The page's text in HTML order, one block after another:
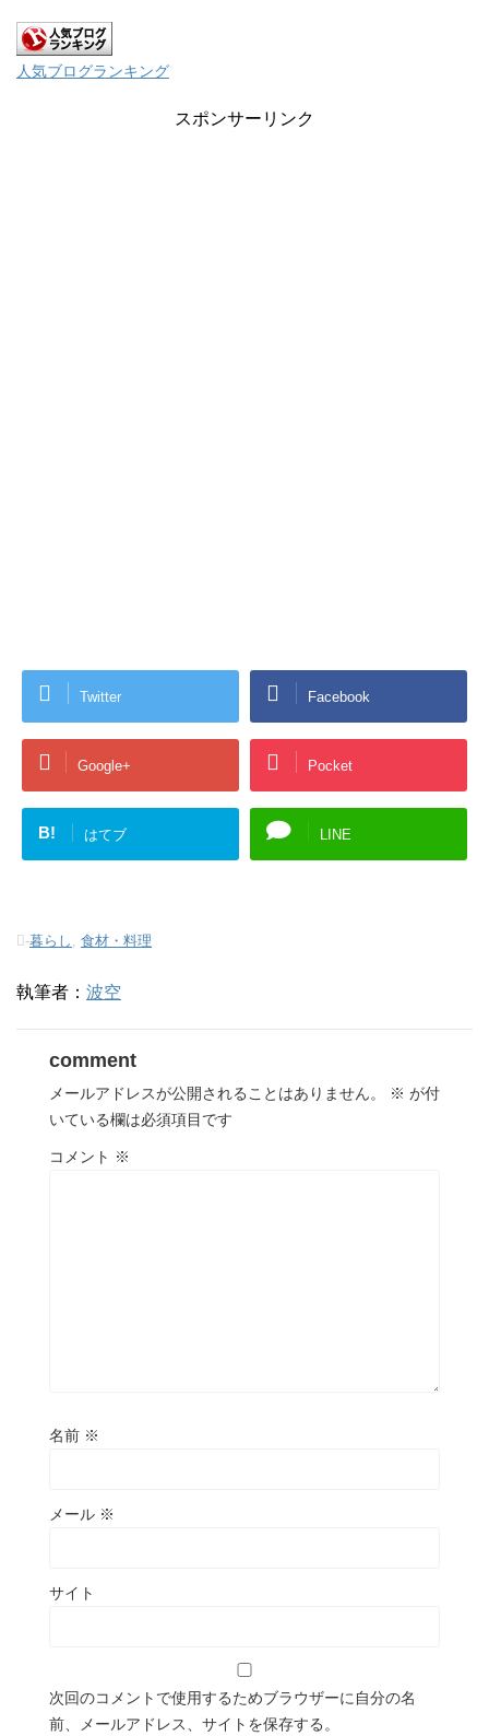
人気ブログランキング
スポンサーリンク
Twitter Facebook
Google+ Pocket
B! はてブ LINE
-暮らし , 食材・料理
執筆者： 波空
comment
メールアドレスが公開されることはありません。 ※ が付
いている欄は必須項目です
コメント ※
名前 ※
メール ※
サイト
次回のコメントで使用するためブラウザーに自分の名
前、メールアドレス、サイトを保存する。